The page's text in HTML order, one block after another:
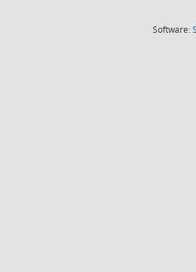
Software: